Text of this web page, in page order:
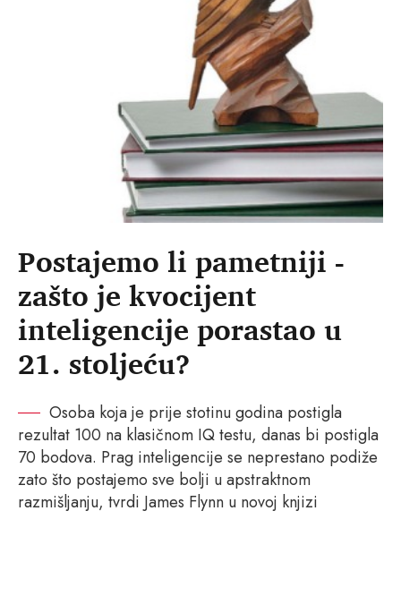
Postajemo li pametniji -
zašto je kvocijent
inteligencije porastao u
21. stoljeću?
Osoba koja je prije stotinu godina postigla
rezultat 100 na klasičnom IQ testu, danas bi postigla
70 bodova. Prag inteligencije se neprestano podiže
zato što postajemo sve bolji u apstraktnom
razmišljanju, tvrdi James Flynn u novoj knjizi